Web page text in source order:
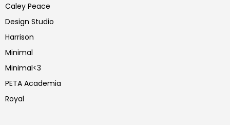
Caley Peace
Design Studio
Harrison
Minimal
Minimal<3
PETA Academia
Royal